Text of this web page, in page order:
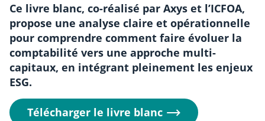
Ce livre blanc, co-réalisé par Axys et l’ICFOA,
propose une analyse claire et opérationnelle
pour comprendre comment faire évoluer la
comptabilité vers une approche multi-
capitaux, en intégrant pleinement les enjeux
ESG.
Télécharger le livre blanc